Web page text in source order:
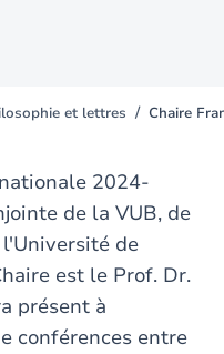
et lettres Chaire
2024-
de la VUB, de
de
est le Prof. Dr.
présent à
conférences entre